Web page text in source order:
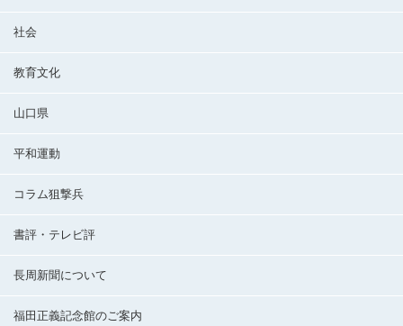
社会
教育文化
山口県
平和運動
コラム狙撃兵
書評・テレビ評
長周新聞について
福田正義記念館のご案内